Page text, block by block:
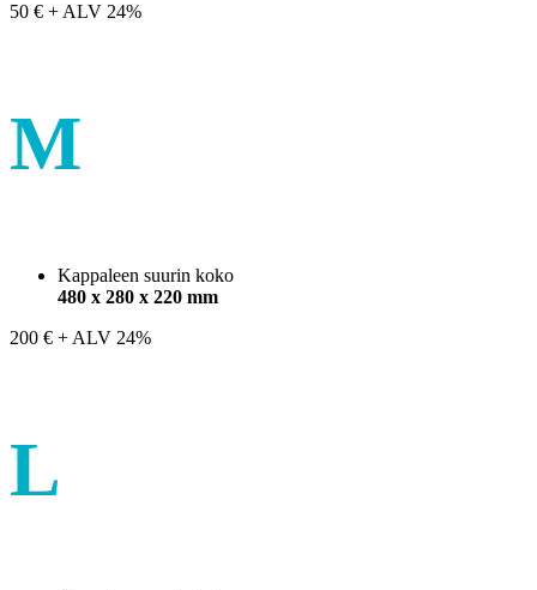
50 € + ALV 24%
M
Kappaleen suurin koko
480 x 280 x 220 mm
200 € + ALV 24%
L